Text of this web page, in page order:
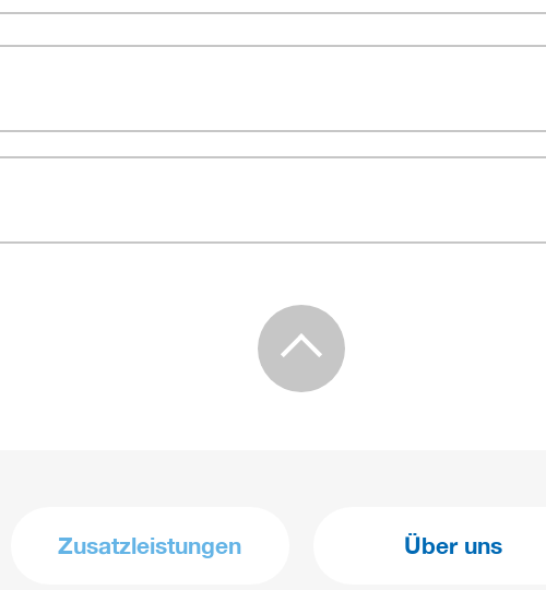
Zusatzleistungen Über uns